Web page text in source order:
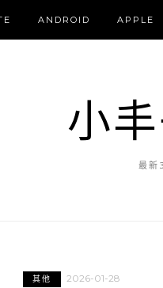
ANDROID APPLE
小
最新
其他 2026-01-28